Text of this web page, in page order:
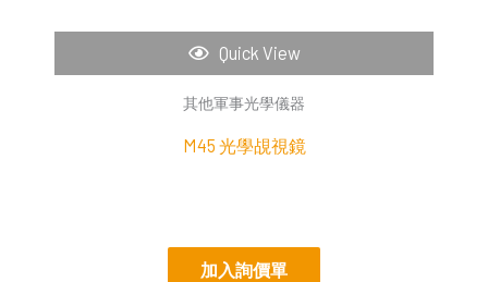
Quick View
其他軍事光學儀器
M45 光學覘視鏡
加入詢價單